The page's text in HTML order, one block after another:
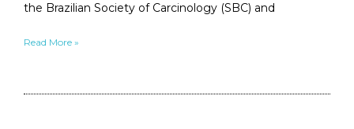
the Brazilian Society of Carcinology (SBC) and
Read More »